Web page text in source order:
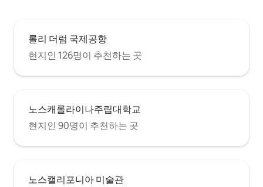
롤리 더럼 국제공항
현지인 126명이 추천하는 곳
노스캐롤라이나주립대학교
현지인 90명이 추천하는 곳
노스캘리포니아 미술관